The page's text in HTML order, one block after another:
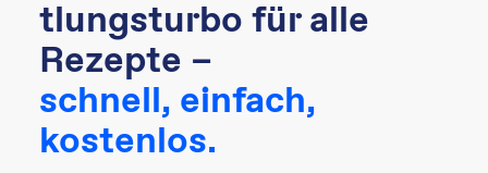
tlungsturbo für alle
Rezepte –
schnell, einfach,
kostenlos.